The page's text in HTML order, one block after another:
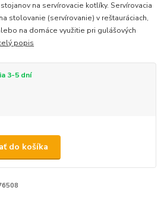
na servírovacie kotlíky. Servírovacia
stolovanie (servírovanie) v reštauráciach,
na domáce využitie pri gulášových
popis
3-5 dní
do košíka